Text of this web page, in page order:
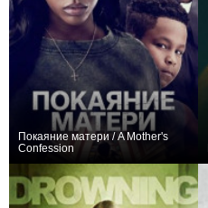
Покаяние матери / A Mother's
Confession